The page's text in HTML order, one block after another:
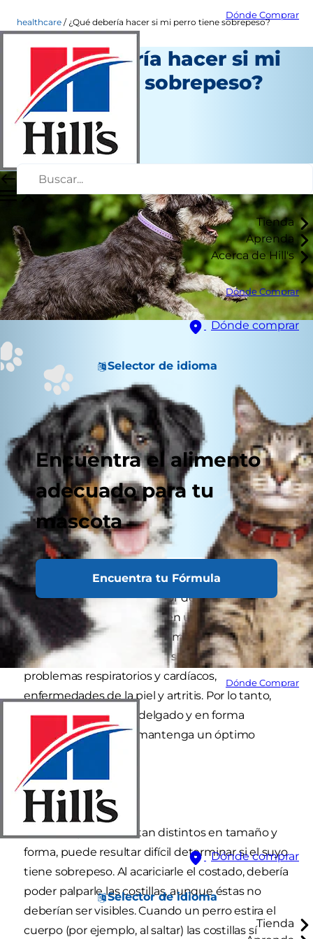
Dónde Comprar
Tienda
Aprenda
Acerca de Hill's
Dónde Comprar
Dónde comprar
Selector de idioma
Encuentra el alimento
adecuado para tu
mascota
Encuentra tu Fórmula
Dónde Comprar
Dónde comprar
Selector de idioma
Tienda
healthcare ¿Qué debería hacer si mi perro tiene sobrepeso?
¿Qué debería hacer si mi
perro tiene sobrepeso?
Salud
Autor del personal
Marzo 10, 2016
Igual que para nosostros, para un perro es
fácil engordar unos kilos. Por desgracia, los
perros con sobrepeso tienen una vida más corta
y menos feliz. Además, son más propensos a
sufrir ciertos problemas de salud como diabetes,
problemas respiratorios y cardíacos,
enfermedades de la piel y artritis. Por lo tanto,
mantener a su perro delgado y en forma
es esencial para que mantenga un óptimo
estado de salud.
Qué buscar
Como los perros son tan distintos en tamaño y
forma, puede resultar difícil determinar si el suyo
tiene sobrepeso. Al acariciarle el costado, debería
poder palparle las costillas, aunque éstas no
deberían ser visibles. Cuando un perro estira el
cuerpo (por ejemplo, al saltar) las costillas sí